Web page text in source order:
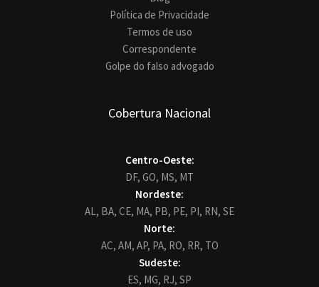
Política de Privacidade
Termos de uso
Correspondente
Golpe do falso advogado
Cobertura Nacional
Centro-Oeste:
DF, GO, MS, MT
Nordeste:
AL, BA, CE, MA, PB, PE, PI, RN, SE
Norte:
AC, AM, AP, PA, RO, RR, TO
Sudeste:
ES, MG, RJ, SP